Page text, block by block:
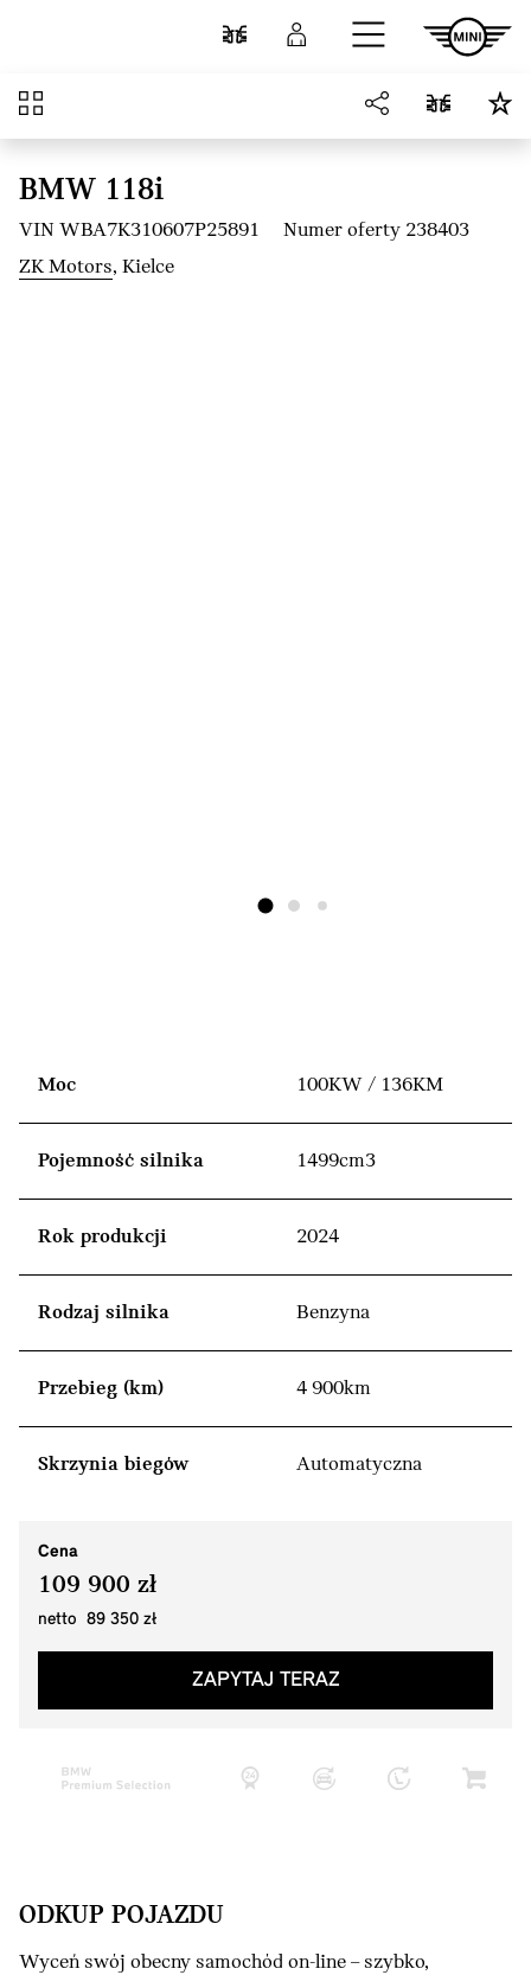
Przejdź do głównej treści
Porównaj Zaloguj się
Przegląd
BMW 118i
VIN WBA7K310607P25891
Numer oferty 238403
ZK Motors, Kielce
Moc 100KW / 136KM
Pojemność silnika 1499cm3
Rok produkcji 2024
Rodzaj silnika Benzyna
Przebieg (km) 4 900km
Skrzynia biegów Automatyczna
Cena
109 900 zł
netto 89 350 zł
ZAPYTAJ TERAZ
ODKUP POJAZDU
Wyceń swój obecny samochód on-line – szybko,